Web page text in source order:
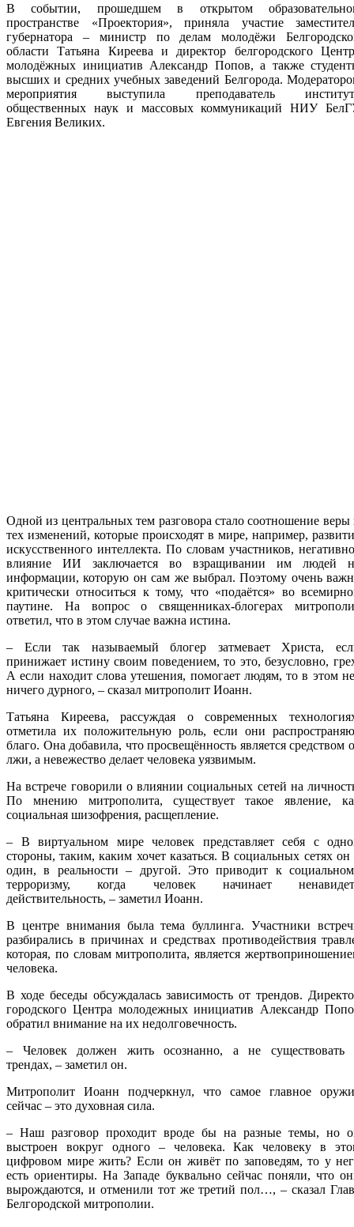
В событии, прошедшем в открытом
пространстве «Проектория», приняла участие
губернатора – министр по делам молодёжи
области Татьяна Киреева и директор белгородского
молодёжных инициатив Александр Попов, а также
высших и средних учебных заведений Белгорода.
мероприятия выступила преподаватель
общественных наук и массовых коммуникаций НИУ
Евгения Великих.
Одной из центральных тем разговора стало соотношение веры
тех изменений, которые происходят в мире, например,
искусственного интеллекта. По словам участников,
влияние ИИ заключается во взращивании им людей
информации, которую он сам же выбрал. Поэтому очень
критически относиться к тому, что «подаётся» во
паутине. На вопрос о священниках-блогерах
ответил, что в этом случае важна истина.
– Если так называемый блогер затмевает Христа,
принижает истину своим поведением, то это, безусловно,
А если находит слова утешения, помогает людям, то в этом
ничего дурного, – сказал митрополит Иоанн.
Татьяна Киреева, рассуждая о современных
отметила их положительную роль, если они
благо. Она добавила, что просвещённость является средством
лжи, а невежество делает человека уязвимым.
На встрече говорили о влиянии социальных сетей на
По мнению митрополита, существует такое явление,
социальная шизофрения, расщепление.
– В виртуальном мире человек представляет себя с
стороны, таким, каким хочет казаться. В социальных сетях он
один, в реальности – другой. Это приводит к
терроризму, когда человек начинает
действительность, – заметил Иоанн.
В центре внимания была тема буллинга. Участники
разбирались в причинах и средствах противодействия
которая, по словам митрополита, является
человека.
В ходе беседы обсуждалась зависимость от трендов.
городского Центра молодежных инициатив Александр
обратил внимание на их недолговечность.
– Человек должен жить осознанно, а не существовать
трендах, – заметил он.
Митрополит Иоанн подчеркнул, что самое главное
сейчас – это духовная сила.
– Наш разговор проходит вроде бы на разные темы, но
выстроен вокруг одного – человека. Как человеку в
цифровом мире жить? Если он живёт по заповедям, то у
есть ориентиры. На Западе буквально сейчас поняли, что
вырождаются, и отменили тот же третий пол…, – сказал
Белгородской митрополии.